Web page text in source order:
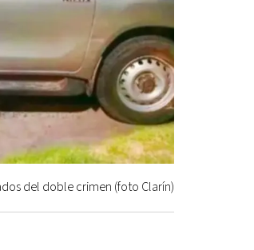
del doble crimen (foto Clarín)